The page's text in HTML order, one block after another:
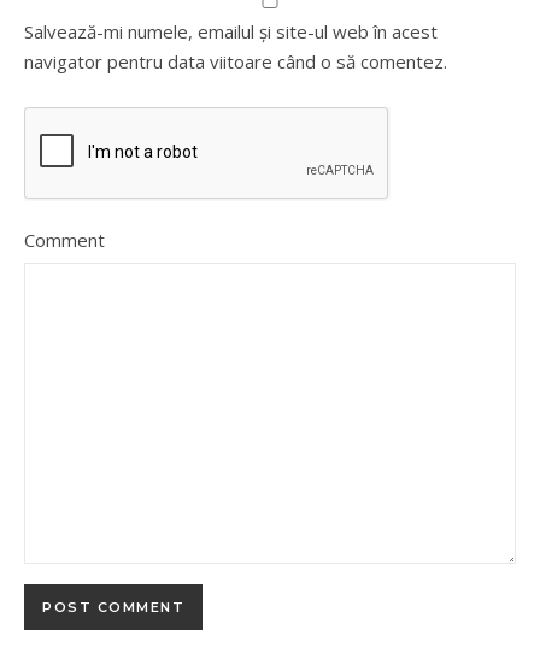
Salvează-mi numele, emailul și site-ul web în acest
navigator pentru data viitoare când o să comentez.
Comment